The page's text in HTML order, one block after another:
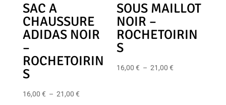
SAC A
CHAUSSURE
ADIDAS NOIR
–
ROCHETOIRIN
S
16,00 € – 21,00 €Plage
SOUS MAILLOT
NOIR –
ROCHETOIRIN
S
16,00€ – 21,00€